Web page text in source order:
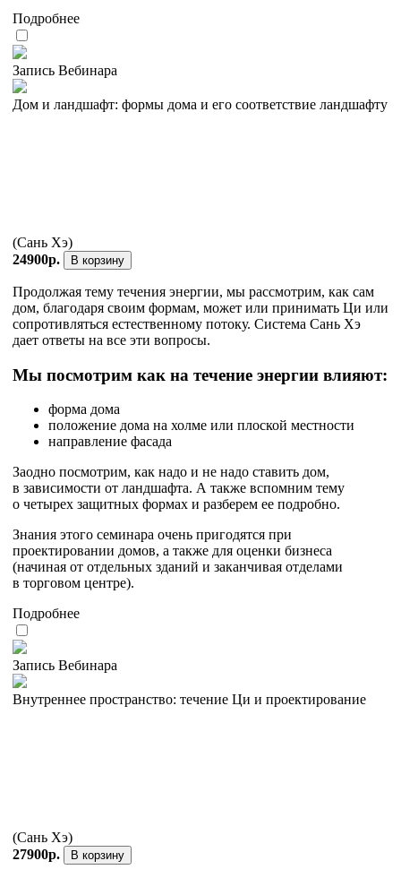
Подробнее
Запись Вебинара
Дом и ландшафт: формы дома и его соответствие ландшафту
(Сань Хэ)
24900р.
В корзину
Продолжая тему течения энергии, мы рассмотрим, как сам
дом, благодаря своим формам, может или принимать Ци или
сопротивляться естественному потоку. Система Сань Хэ
дает ответы на все эти вопросы.
Мы посмотрим как на течение энергии влияют:
форма дома
положение дома на холме или плоской местности
направление фасада
Заодно посмотрим, как надо и не надо ставить дом,
в зависимости от ландшафта. А также вспомним тему
о четырех защитных формах и разберем ее подробно.
Знания этого семинара очень пригодятся при
проектировании домов, а также для оценки бизнеса
(начиная от отдельных зданий и заканчивая отделами
в торговом центре).
Подробнее
Запись Вебинара
Внутреннее пространство: течение Ци и проектирование
(Сань Хэ)
27900р.
В корзину